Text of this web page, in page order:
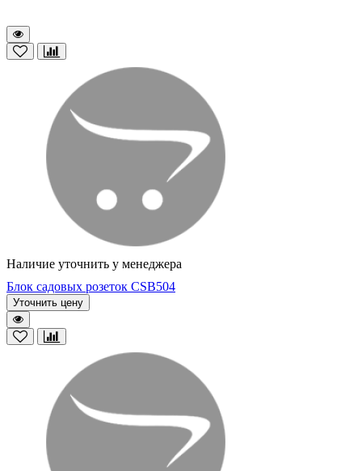
Наличие уточнить у менеджера
Блок садовых розеток CSB504
Уточнить цену